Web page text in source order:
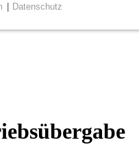
Funktion der
Datenschutz